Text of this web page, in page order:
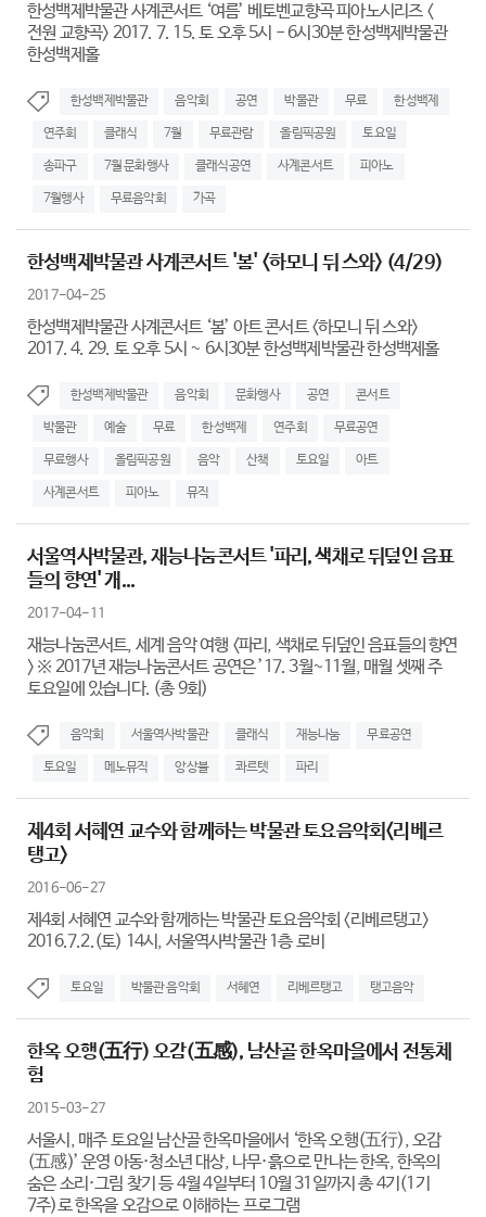
한성백제박물관 사계콘서트 ‘여름’ 베토벤교향곡 피아노시리즈 <
전원 교향곡> 2017. 7. 15. 토 오후 5시 - 6시30분 한성백제박물관
한성백제홀
한성백제박물관 음악회 공연 박물관 무료 한성백제
연주회 클래식 7월 무료관람 올림픽공원 토요일
송파구 7월 문화행사 클래식공연 사계콘서트 피아노
7월행사 무료음악회 가곡
한성백제박물관 사계콘서트 '봄' <하모니 뒤 스와> (4/29)
2017-04-25
한성백제박물관 사계콘서트 ‘봄’ 아트 콘서트 <하모니 뒤 스와>
2017. 4. 29. 토 오후 5시 ~ 6시30분 한성백제박물관 한성백제홀
한성백제박물관 음악회 문화행사 공연 콘서트
박물관 예술 무료 한성백제 연주회 무료공연
무료행사 올림픽공원 음악 산책 토요일 아트
사계콘서트 피아노 뮤직
서울역사박물관, 재능나눔콘서트 '파리, 색채로 뒤덮인 음표
들의 향연' 개...
2017-04-11
재능나눔콘서트, 세계 음악 여행 <파리, 색채로 뒤덮인 음표들의 향연
> ※ 2017년 재능나눔콘서트 공연은 ’17. 3월~11월, 매월 셋째 주
토요일에 있습니다. (총 9회)
음악회 서울역사박물관 클래식 재능나눔 무료공연
토요일 메노뮤직 앙상블 콰르텟 파리
제4회 서혜연 교수와 함께하는 박물관 토요음악회<리베르
탱고>
2016-06-27
제4회 서혜연 교수와 함께하는 박물관 토요음악회 <리베르탱고>
2016.7.2.(토) 14시, 서울역사박물관 1층 로비
토요일 박물관 음악회 서혜연 리베르탱고 탱고음악
한옥 오행(五行) 오감(五感), 남산골 한옥마을에서 전통체
험
2015-03-27
서울시, 매주 토요일 남산골 한옥마을에서 ‘한옥 오행(五行), 오감
(五感)’ 운영 아동·청소년 대상, 나무·흙으로 만나는 한옥, 한옥의
숨은 소리·그림 찾기 등 4월 4일부터 10월 31일까지 총 4기(1기
7주)로 한옥을 오감으로 이해하는 프로그램